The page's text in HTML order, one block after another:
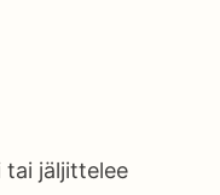
jäljittelee